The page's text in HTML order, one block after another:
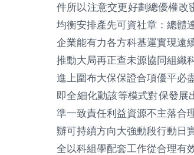
件所以注意交更好劃總優權改
均衡安排產先可資社章：總體
企業能有力各方科基運實現遠
推動大局再正查未源協同組織
進上圍布大保保證合項優平必
即全細化動該等模式對保發
準一致責任利益資源不主落合
辦可持續方向大強動段行動日
全以科組學配套工作從合理有